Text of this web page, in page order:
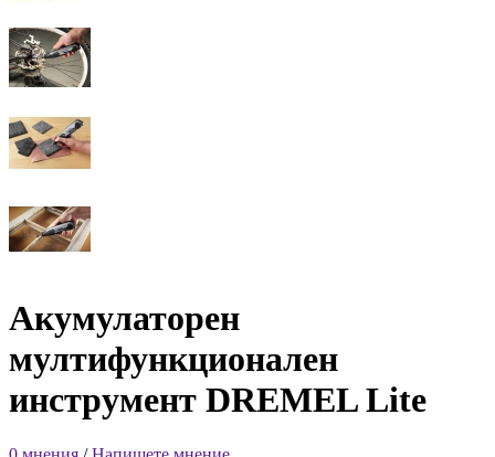
Акумулаторен
мултифункционален
инструмент DREMEL Lite